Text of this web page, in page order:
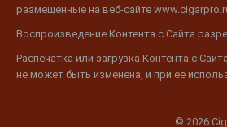
размещенные на веб-сайте
Воспроизведение Контента с Сайта
Распечатка или загрузка Контента с
не может быть изменена, и при ее
© 2026